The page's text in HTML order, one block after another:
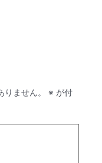
ません。 ※ が付